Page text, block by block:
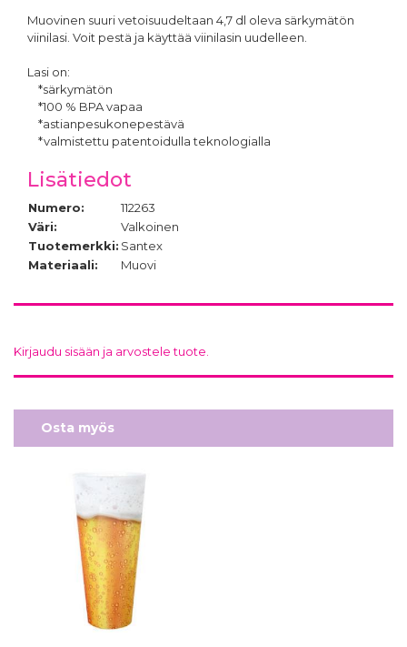
Muovinen suuri vetoisuudeltaan 4,7 dl oleva särkymätön
viinilasi. Voit pestä ja käyttää viinilasin uudelleen.
Lasi on:
*särkymätön
*100 % BPA vapaa
*astianpesukonepestävä
*valmistettu patentoidulla teknologialla
Lisätiedot
Numero:
112263
Väri:
Valkoinen
Tuotemerkki: Santex
Materiaali:
Muovi
Kirjaudu sisään ja arvostele tuote.
Osta myös